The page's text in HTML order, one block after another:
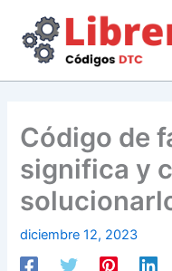
contenido
Código de
significa y
diciembre 12, 2023